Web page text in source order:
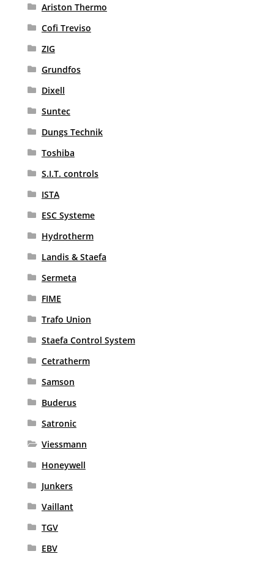
Ariston Thermo
Cofi Treviso
ZIG
Grundfos
Dixell
Suntec
Dungs Technik
Toshiba
S.I.T. controls
ISTA
ESC Systeme
Hydrotherm
Landis & Staefa
Sermeta
FIME
Trafo Union
Staefa Control System
Cetratherm
Samson
Buderus
Satronic
Viessmann
Honeywell
Junkers
Vaillant
TGV
EBV